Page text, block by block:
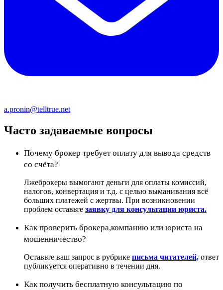
a.pronin@telltrue.net
Часто задаваемые вопросы
Почему брокер требует оплату для вывода средств
со счёта?
Лжеброкеры вымогают деньги для оплаты комиссий,
налогов, конвертация и т.д. с целью выманивания всё
больших платежей с жертвы. При возникновении
проблем оставьте заявку для консультации юриста.
Как проверить брокера,компанию или юриста на
мошенничество?
Оставьте ваш запрос в рубрике письма читателей, ответ
публикуется оперативно в течении дня.
Как получить бесплатную консультацию по